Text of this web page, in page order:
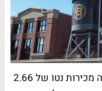
בדוחותיה לרבעון דצמבר רשמה החברה מכירות נטו של 2.66